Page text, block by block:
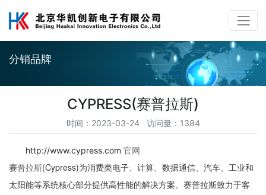
分销品牌
CYPRESS(赛普拉斯)
时间：2023-03-24 访问量：1384
http://www.cypress.com 官网
赛普拉斯(Cypress)为消费类电子、计算、数据通信、汽车、工业和
太阳能等系统核心部分提供高性能的解决方案。赛普拉斯致力于客